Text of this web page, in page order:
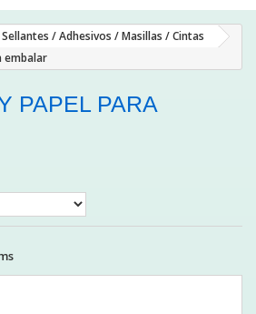
Sellantes / Adhesivos / Masillas / Cintas
embalar
PAPEL PARA